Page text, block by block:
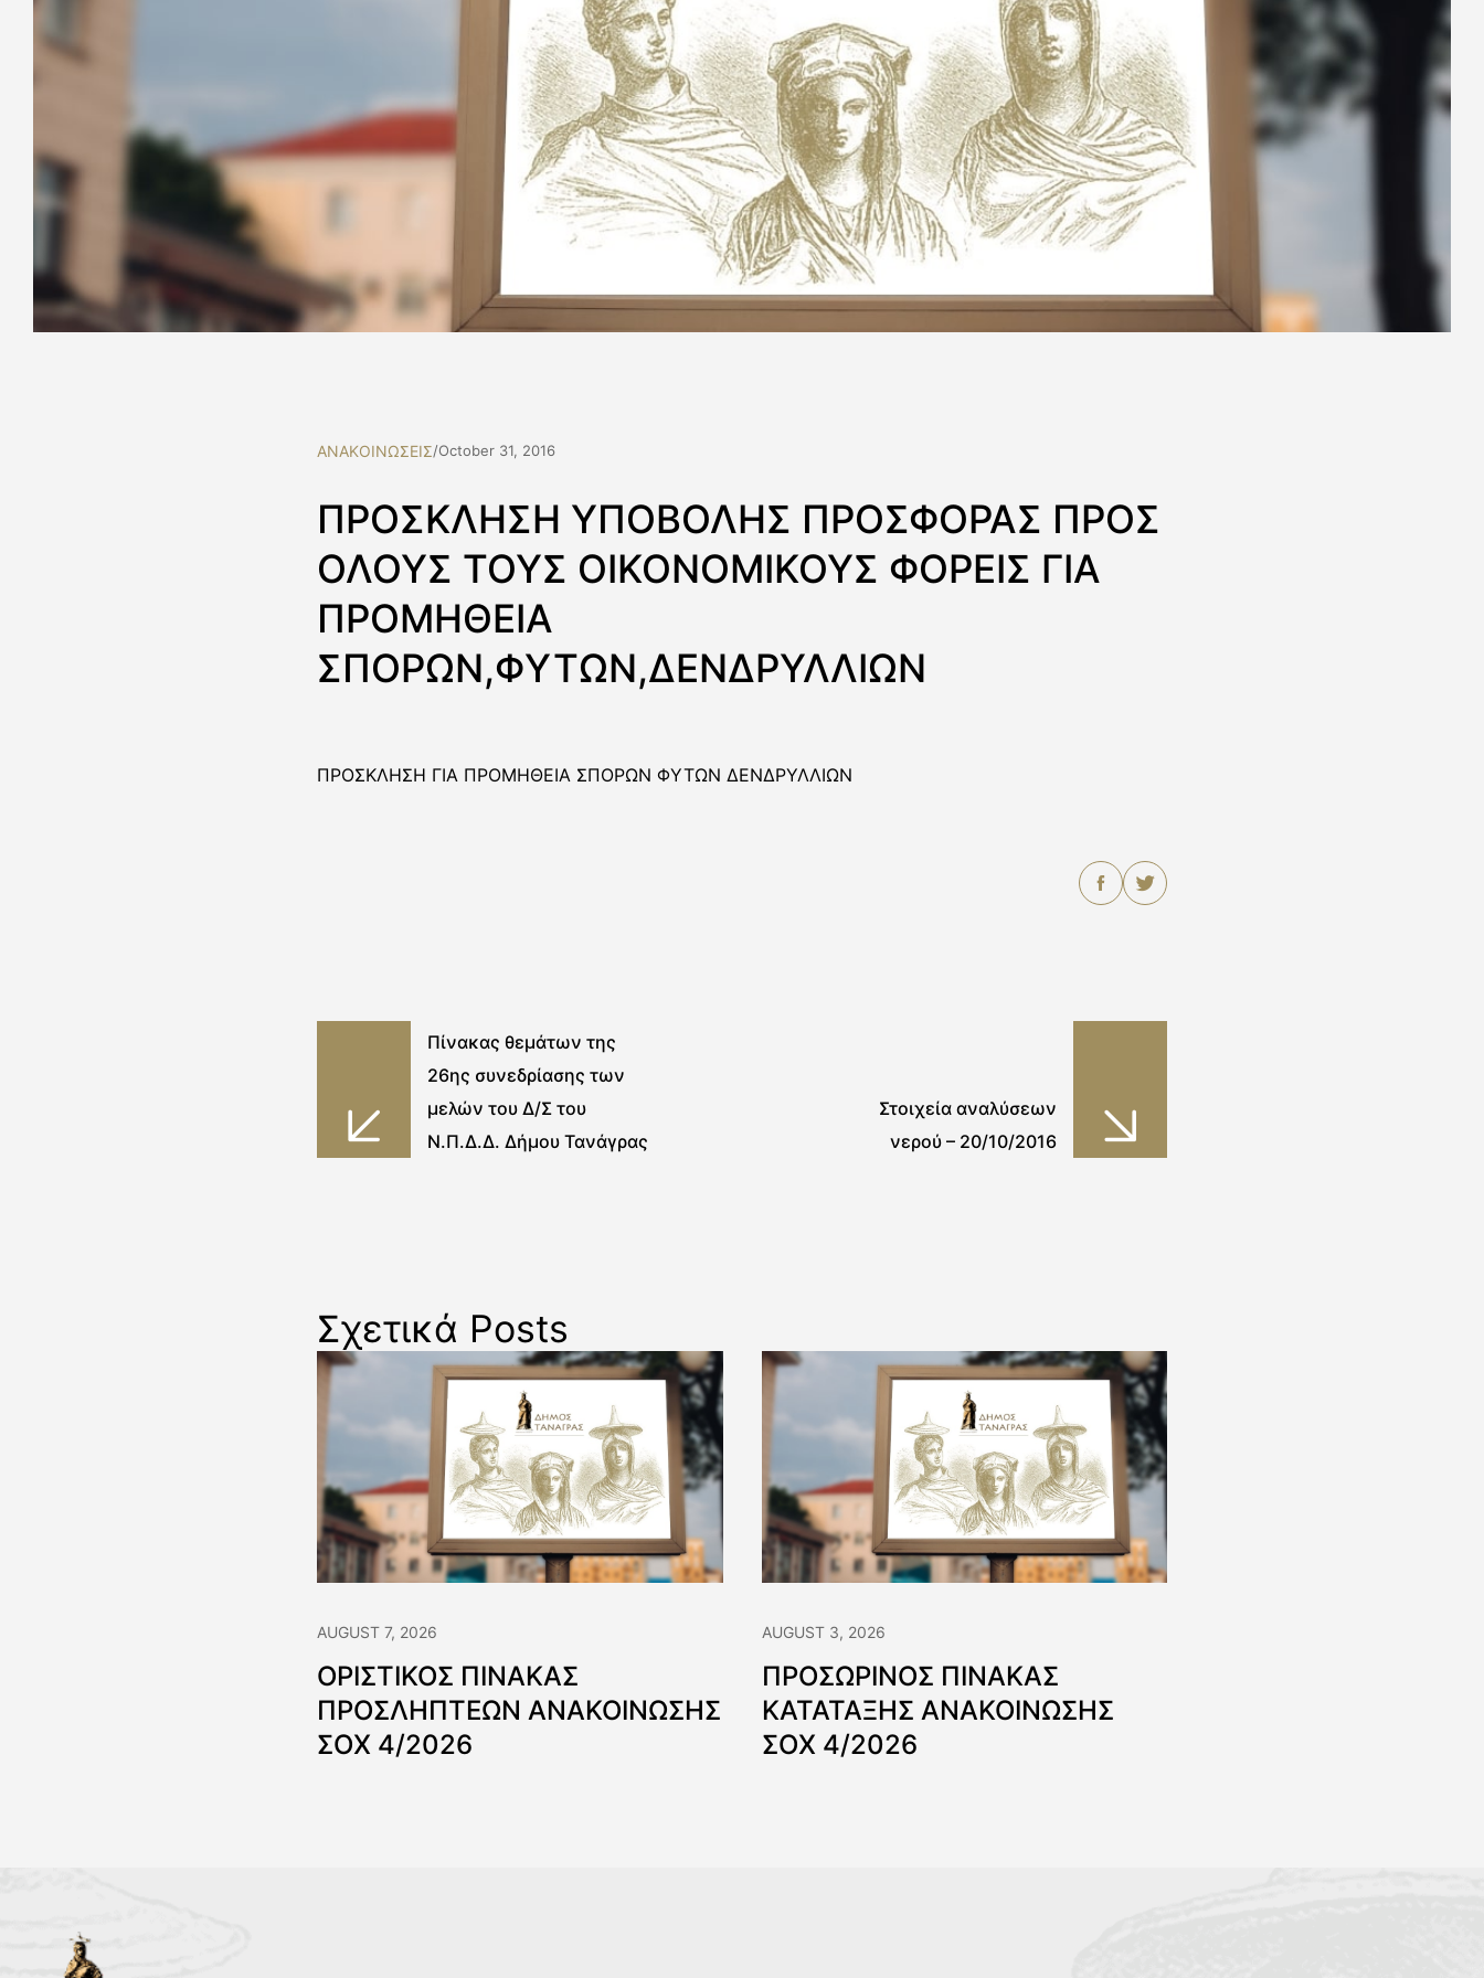
ΑΝΑΚΟΙΝΩΣΕΙΣ/October 31, 2016
ΠΡΟΣΚΛΗΣΗ ΥΠΟΒΟΛΗΣ ΠΡΟΣΦΟΡΑΣ ΠΡΟΣ
ΟΛΟΥΣ ΤΟΥΣ ΟΙΚΟΝΟΜΙΚΟΥΣ ΦΟΡΕΙΣ ΓΙΑ
ΠΡΟΜΗΘΕΙΑ
ΣΠΟΡΩΝ,ΦΥΤΩΝ,ΔΕΝΔΡΥΛΛΙΩΝ
ΠΡΟΣΚΛΗΣΗ ΓΙΑ ΠΡΟΜΗΘΕΙΑ ΣΠΟΡΩΝ ΦΥΤΩΝ ΔΕΝΔΡΥΛΛΙΩΝ
Πίνακας θεμάτων της
26ης συνεδρίασης των
μελών του Δ/Σ του
Ν.Π.Δ.Δ. Δήμου Τανάγρας
Στοιχεία αναλύσεων
νερού – 20/10/2016
Σχετικά Posts
AUGUST 7, 2026
ΟΡΙΣΤΙΚΟΣ ΠΙΝΑΚΑΣ
ΠΡΟΣΛΗΠΤΕΩΝ ΑΝΑΚΟΙΝΩΣΗΣ
ΣΟΧ 4/2026
AUGUST 3, 2026
ΠΡΟΣΩΡΙΝΟΣ ΠΙΝΑΚΑΣ
ΚΑΤΑΤΑΞΗΣ ΑΝΑΚΟΙΝΩΣΗΣ
ΣΟΧ 4/2026